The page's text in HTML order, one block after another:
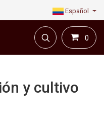
Español
0
y cultivo